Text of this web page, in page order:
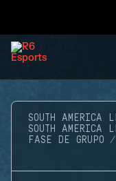
SOUTH AMERICA
SOUTH AMERICA
FASE DE GRUPO